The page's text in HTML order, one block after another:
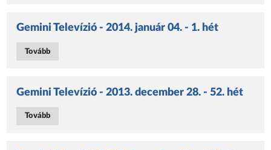
Gemini Televízió - 2014. január 04. - 1. hét
Tovább
Gemini Televízió - 2013. december 28. - 52. hét
Tovább